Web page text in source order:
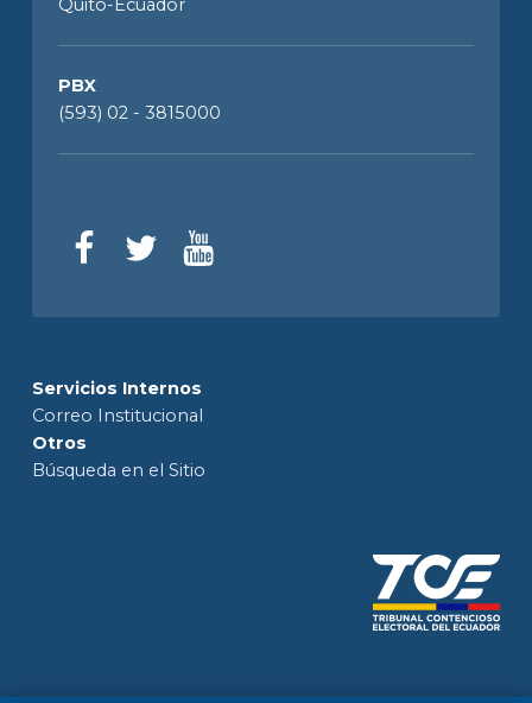
Quito-Ecuador
PBX
(593) 02 - 3815000
Servicios Internos
Correo Institucional
Otros
Búsqueda en el Sitio